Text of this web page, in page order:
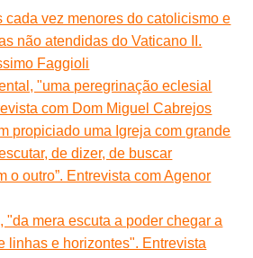
cada vez menores do catolicismo e
não atendidas do Vaticano II.
Faggioli
"uma peregrinação eclesial
com Dom Miguel Cabrejos
propiciado uma Igreja com grande
de dizer, de buscar
o outro”. Entrevista com Agenor
"da mera escuta a poder chegar a
linhas e horizontes". Entrevista